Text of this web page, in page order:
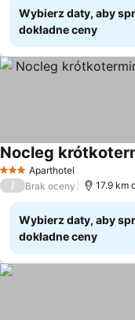
Wybierz daty, aby
dokładne ceny
3 KategoriaAparthotel
Wyświetl ceny
/ Brak oceny 17.9 km
Wybierz daty, aby
dokładne ceny